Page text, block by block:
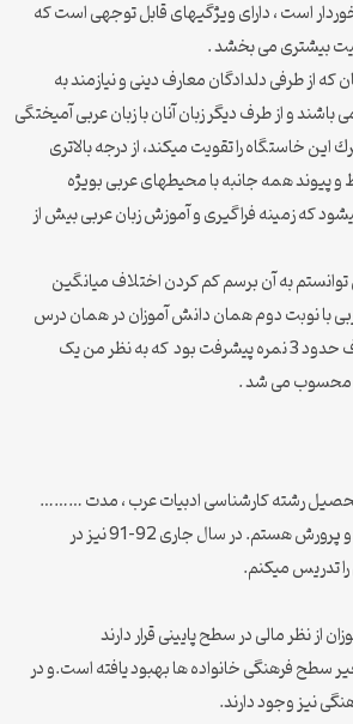
است ، دارای ویژگیهای قابل توجهی است كه
بیشتری می بخشد .
كه از طرفی دلدادگان معارف دینی و نیازمند به
باشند و از طرف دیگر زبان آنان با زبان عربی آمیختگی
این خاستگاه را تقویت میكند، از درجه بالاتری
و پیوند همه جانبه با محیطهای عربی بویژه
كه زمینه فراگیری و آموزش زبان عربی بیش از
به آن برسم کم کردن اختلاف میانگین
با نوبت دوم همان دانش آموزان در همان درس
بود که میانگین این اختلاف حدود 3 نمره پیشرفت بود که به نظر من یک
محسوب می شد .
رشته کارشناسی ادبیات عرب ، مدت ………
است که در خدمت آموزش و پرورش هستم. در سال جاری 92-91 نیز در
تدریس میکنم.
از نظر مالی در سطح پایینی قرار دارند
سطح فرهنگی خانواده ها بهبود یافته است.و در
نیز وجود دارند.